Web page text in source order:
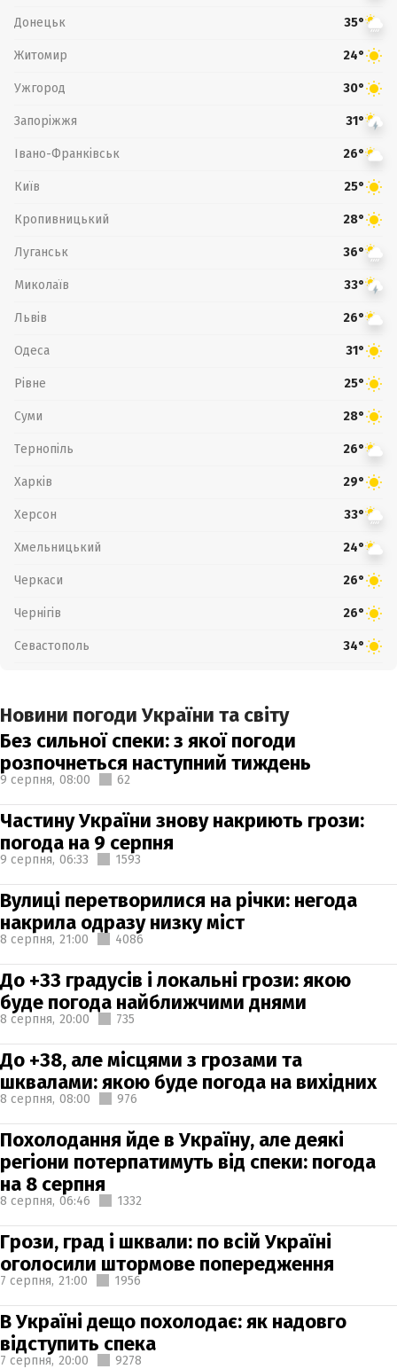
Донецьк 35°
Житомир 24°
Ужгород 30°
Запоріжжя 31°
Івано-Франківськ 26°
Київ 25°
Кропивницький 28°
Луганськ 36°
Миколаїв 33°
Львів 26°
Одеса 31°
Рівне 25°
Суми 28°
Тернопіль 26°
Харків 29°
Херсон 33°
Хмельницький 24°
Черкаси 26°
Чернігів 26°
Севастополь 34°
Новини погоди України та світу
Без сильної спеки: з якої погоди
розпочнеться наступний тиждень
9 серпня, 08:00 62
Частину України знову накриють грози:
погода на 9 серпня
9 серпня, 06:33 1593
Вулиці перетворилися на річки: негода
накрила одразу низку міст
8 серпня, 21:00 4086
До +33 градусів і локальні грози: якою
буде погода найближчими днями
8 серпня, 20:00 735
До +38, але місцями з грозами та
шквалами: якою буде погода на вихідних
8 серпня, 08:00 976
Похолодання йде в Україну, але деякі
регіони потерпатимуть від спеки: погода
на 8 серпня
8 серпня, 06:46 1332
Грози, град і шквали: по всій Україні
оголосили штормове попередження
7 серпня, 21:00 1956
В Україні дещо похолодає: як надовго
відступить спека
7 серпня, 20:00 9278